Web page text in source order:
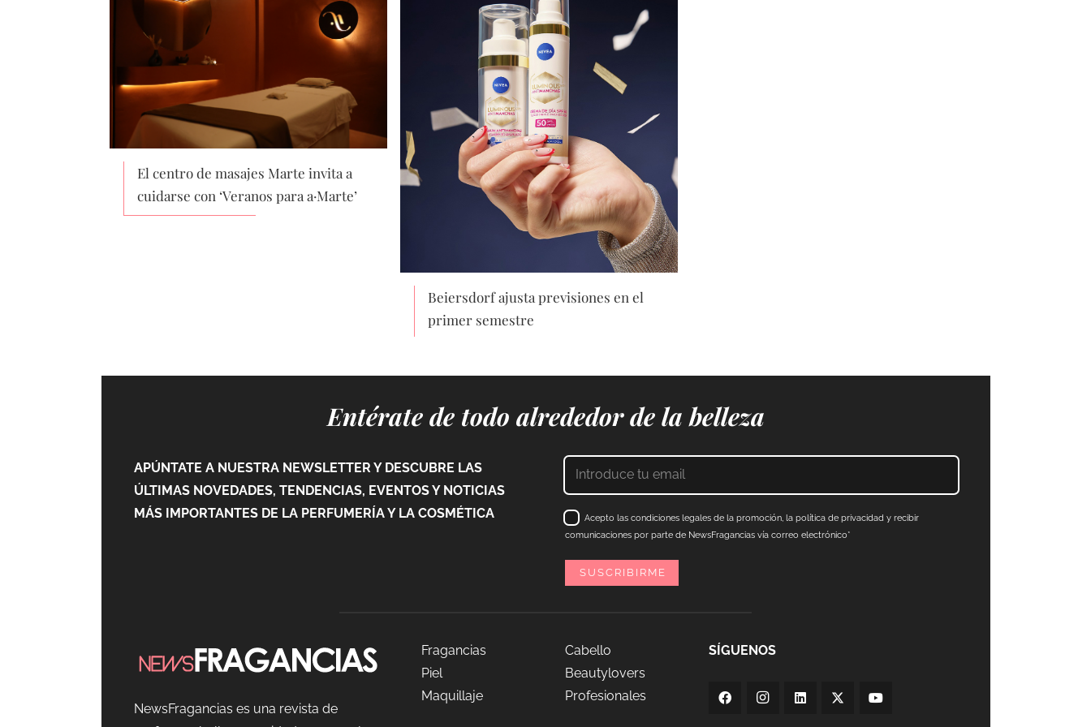
El centro de masajes Marte invita a
cuidarse con ‘Veranos para a·Marte’
Beiersdorf ajusta previsiones en el
primer semestre
Entérate de todo alrededor de la belleza
APÚNTATE A NUESTRA NEWSLETTER Y DESCUBRE LAS
ÚLTIMAS NOVEDADES, TENDENCIAS, EVENTOS Y NOTICIAS
MÁS IMPORTANTES DE LA PERFUMERÍA Y LA COSMÉTICA
Acepto las condiciones legales de la promoción, la política de privacidad y recibir
comunicaciones por parte de NewsFragancias vía correo electrónico*
NewsFragancias es una revista de
Fragancias
Piel
Maquillaje
Cabello
Beautylovers
Profesionales
SÍGUENOS